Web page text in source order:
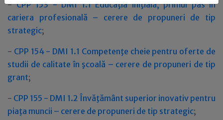
-CPP 153 - DMI 1.1 Educaţia iniţială, primul pas în
cariera profesională – cerere de propuneri de tip
strategic;
- CPP 154 - DMI 1.1 Competenţe cheie pentru oferte de
studii de calitate în şcoală – cerere de propuneri de tip
grant;
- CPP 155 - DMI 1.2 Învăţământ superior inovativ pentru
piaţa muncii – cerere de propuneri de tip strategic;